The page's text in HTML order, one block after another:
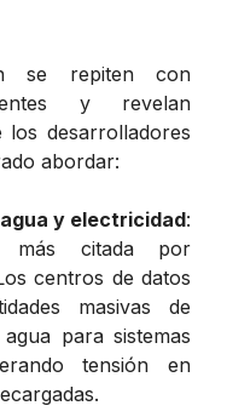
se repiten con
y revelan
los desarrolladores
abordar:
y electricidad:
más citada por
centros de datos
masivas de
para sistemas
tensión en